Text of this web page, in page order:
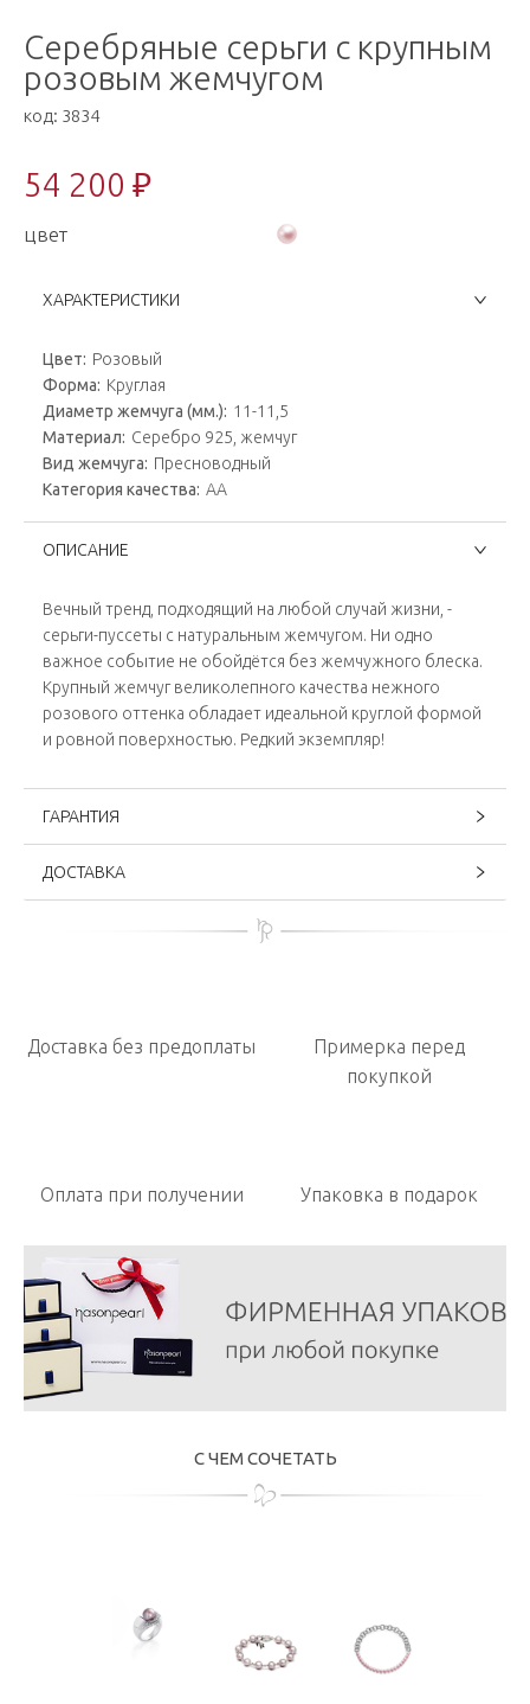
Серебряные серьги с крупным
розовым жемчугом
код: 3834
54 200 ₽
цвет
ХАРАКТЕРИСТИКИ
Цвет: Розовый
Форма: Круглая
Диаметр жемчуга (мм.): 11-11,5
Материал: Серебро 925, жемчуг
Вид жемчуга: Пресноводный
Категория качества: AA
ОПИСАНИЕ
Вечный тренд, подходящий на любой случай жизни, -
серьги-пуссеты с натуральным жемчугом. Ни одно
важное событие не обойдётся без жемчужного блеска.
Крупный жемчуг великолепного качества нежного
розового оттенка обладает идеальной круглой формой
и ровной поверхностью. Редкий экземпляр!
ГАРАНТИЯ
ДОСТАВКА
Доставка без предоплаты
Примерка перед
покупкой
Оплата при получении Упаковка в подарок
С ЧЕМ СОЧЕТАТЬ